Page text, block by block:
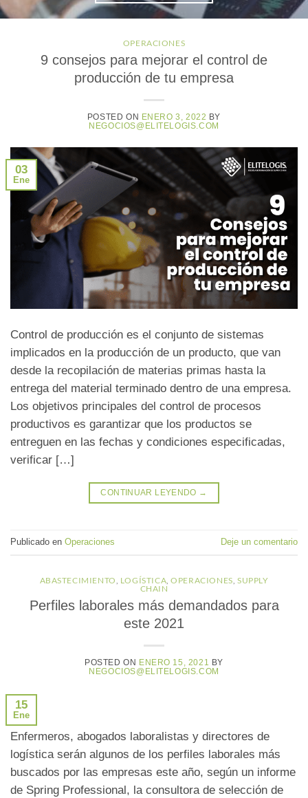
OPERACIONES
9 consejos para mejorar el control de
producción de tu empresa
POSTED ON ENERO 3, 2022 BY
NEGOCIOS@ELITELOGIS.COM
03
Ene
Control de producción es el conjunto de sistemas
implicados en la producción de un producto, que van
desde la recopilación de materias primas hasta la
entrega del material terminado dentro de una empresa.
Los objetivos principales del control de procesos
productivos es garantizar que los productos se
entreguen en las fechas y condiciones especificadas,
verificar […]
CONTINUAR LEYENDO →
Publicado en Operaciones Deje un comentario
ABASTECIMIENTO LOGÍSTICA ,OPERACIONES SUPPLY
CHAIN
Perfiles laborales más demandados para
este 2021
POSTED ON ENERO 15, 2021
BY
NEGOCIOS@ELITELOGIS.COM
15
Ene
Enfermeros, abogados laboralistas y directores de
logística serán algunos de los perfiles laborales más
buscados por las empresas este año, según un informe
de Spring Professional, la consultora de selección de